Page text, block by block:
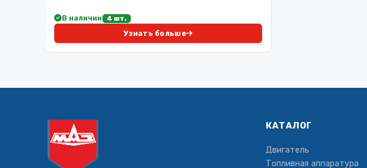
В наличии 4 шт.
Узнать больше
КАТАЛОГ
Двигатель
Топливная аппаратура